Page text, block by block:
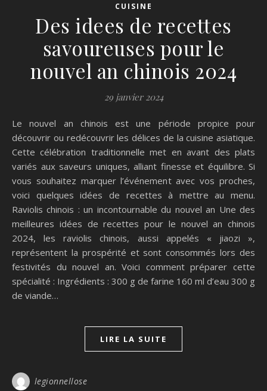
CUISINE
Des idees de recettes
savoureuses pour le
nouvel an chinois 2024
29 janvier 2024
Le nouvel an chinois est une période propice pour
découvrir ou redécouvrir les délices de la cuisine asiatique.
Cette célébration traditionnelle met en avant des plats
variés aux saveurs uniques, alliant finesse et équilibre. Si
vous souhaitez marquer l’événement avec vos proches,
voici quelques idées de recettes à mettre au menu.
Raviolis chinois : un incontournable du nouvel an Une des
meilleures idées de recettes pour le nouvel an chinois
2024, les raviolis chinois, aussi appelés « jiaozi »,
représentent la prospérité et sont consommés lors des
festivités du nouvel an. Voici comment préparer cette
spécialité : Ingrédients : 300 g de farine 160 ml d’eau 300 g
de viande…
LIRE LA SUITE
legionnellose